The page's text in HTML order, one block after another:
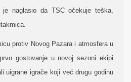
je naglasio da TSC očekuje teška,
protiv Novog Pazara i atmosfera u
gostovanje u novoj sezoni ekipi
uigrane igrače koji već drugu godinu